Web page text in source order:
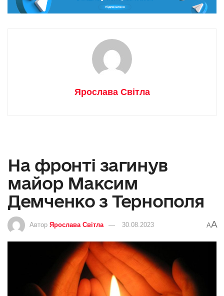
Ярослава Світла
На фронті загинув
майор Максим
Демченко з Тернополя
Автор Ярослава Світла 30.08.2023 AA